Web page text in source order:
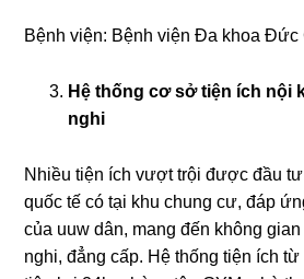
Bệnh viện: Bệnh viện Đa khoa Đức
Hệ thống cơ sở tiện ích nội
nghi
Nhiều tiện ích vượt trội được đầu
quốc tế có tại khu chung cư, đáp
của uuw dân, mang đến không
nghi, đẳng cấp. Hệ thống tiện ích